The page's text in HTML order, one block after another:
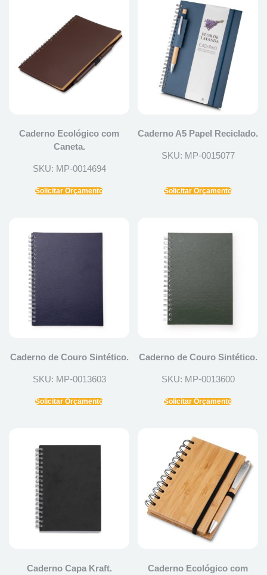
Caderno Ecológico com
Caneta.
SKU: MP-0014694
Solicitar Orçamento
Caderno A5 Papel Reciclado.
SKU: MP-0015077
Solicitar Orçamento
Caderno de Couro Sintético.
SKU: MP-0013603
Solicitar Orçamento
Caderno de Couro Sintético.
SKU: MP-0013600
Solicitar Orçamento
Caderno Capa Kraft.
Caderno Ecológico com